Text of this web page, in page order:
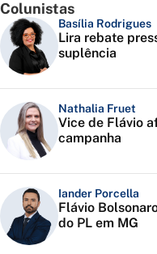
Colunistas
Basília Rodrigues
Lira rebate
suplência
Nathalia Fruet
Vice de Flávio
campanha
Iander Porcella
Flávio
do PL em MG